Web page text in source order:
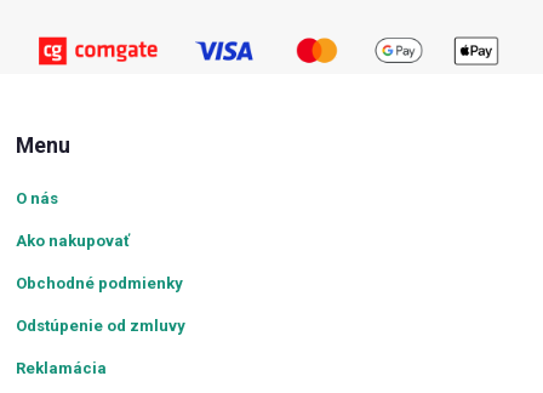
Menu
O nás
Ako nakupovať
Obchodné podmienky
Odstúpenie od zmluvy
Reklamácia